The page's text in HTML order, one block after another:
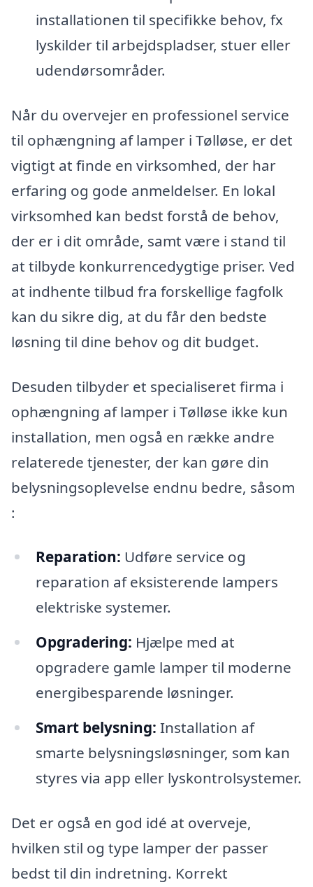
installationen til specifikke behov, fx
lyskilder til arbejdspladser, stuer eller
udendørsområder.
Når du overvejer en professionel service
til ophængning af lamper i Tølløse, er det
vigtigt at finde en virksomhed, der har
erfaring og gode anmeldelser. En lokal
virksomhed kan bedst forstå de behov,
der er i dit område, samt være i stand til
at tilbyde konkurrencedygtige priser. Ved
at indhente tilbud fra forskellige fagfolk
kan du sikre dig, at du får den bedste
løsning til dine behov og dit budget.
Desuden tilbyder et specialiseret firma i
ophængning af lamper i Tølløse ikke kun
installation, men også en række andre
relaterede tjenester, der kan gøre din
belysningsoplevelse endnu bedre, såsom
:
Reparation: Udføre service og
reparation af eksisterende lampers
elektriske systemer.
Opgradering: Hjælpe med at
opgradere gamle lamper til moderne
energibesparende løsninger.
Smart belysning: Installation af
smarte belysningsløsninger, som kan
styres via app eller lyskontrolsystemer.
Det er også en god idé at overveje,
hvilken stil og type lamper der passer
bedst til din indretning. Korrekt